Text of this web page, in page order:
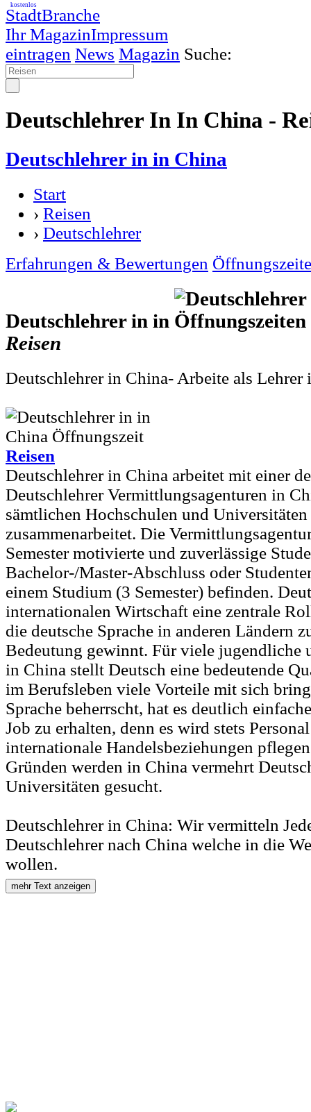
StadtBranche
Ihr MagazinImpressum
kostenlos
eintragen News Magazin Suche:
Deutschlehrer In In China -
Deutschlehrer in in China
Start
› Reisen
› Deutschlehrer
Erfahrungen & Bewertungen
Deutschlehrer in in
Reisen
Deutschlehrer in China- Arbeite als Lehrer
Reisen
Deutschlehrer in China arbeitet mit einer
Deutschlehrer Vermittlungsagenturen in
sämtlichen Hochschulen und
zusammenarbeitet. Die
Semester motivierte und zuverlässige
Bachelor-/Master-Abschluss oder
einem Studium (3 Semester) befinden.
internationalen Wirtschaft eine zentrale
die deutsche Sprache in anderen Ländern
Bedeutung gewinnt. Für viele jugendliche
in China stellt Deutsch eine bedeutende
im Berufsleben viele Vorteile mit sich
Sprache beherrscht, hat es deutlich
Job zu erhalten, denn es wird stets
internationale Handelsbeziehungen
Gründen werden in China vermehrt
Universitäten gesucht.
Deutschlehrer in China: Wir vermitteln
Deutschlehrer nach China welche in die
wollen.
mehr Text anzeigen